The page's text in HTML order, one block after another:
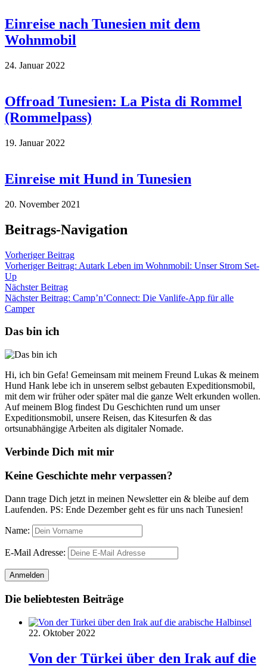
Einreise nach Tunesien mit dem
Wohnmobil
24. Januar 2022
Offroad Tunesien: La Pista di Rommel
(Rommelpass)
19. Januar 2022
Einreise mit Hund in Tunesien
20. November 2021
Beitrags-Navigation
Vorheriger Beitrag
Vorheriger Beitrag: Autark Leben im Wohnmobil: Unser Strom Set-
Up
Nächster Beitrag
Nächster Beitrag: Camp’n’Connect: Die Vanlife-App für alle
Camper
Das bin ich
Hi, ich bin Gefa! Gemeinsam mit meinem Freund Lukas & meinem
Hund Hank lebe ich in unserem selbst gebauten Expeditionsmobil,
mit dem wir früher oder später mal die ganze Welt erkunden wollen.
Auf meinem Blog findest Du Geschichten rund um unser
Expeditionsmobil, unsere Reisen, das Kitesurfen & das
ortsunabhängige Arbeiten als digitaler Nomade.
Verbinde Dich mit mir
Keine Geschichte mehr verpassen?
Dann trage Dich jetzt in meinen Newsletter ein & bleibe auf dem
Laufenden. PS: Ende Dezember geht es für uns nach Tunesien!
Name:
E-Mail Adresse:
Die beliebtesten Beiträge
22. Oktober 2022
Von der Türkei über den Irak auf die